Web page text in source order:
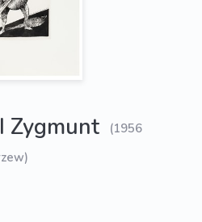
Zygmunt
(1956